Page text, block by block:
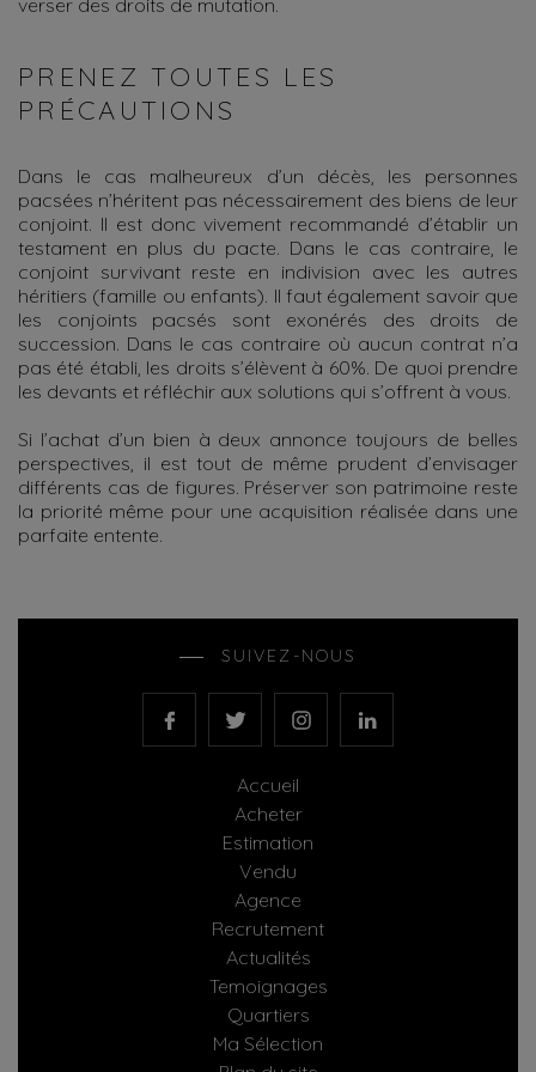
verser des droits de mutation.
PRENEZ TOUTES LES
PRÉCAUTIONS
Dans le cas malheureux d’un décès, les personnes
pacsées n’héritent pas nécessairement des biens de leur
conjoint. Il est donc vivement recommandé d’établir un
testament en plus du pacte. Dans le cas contraire, le
conjoint survivant reste en indivision avec les autres
héritiers (famille ou enfants). Il faut également savoir que
les conjoints pacsés sont exonérés des droits de
succession. Dans le cas contraire où aucun contrat n’a
pas été établi, les droits s’élèvent à 60%. De quoi prendre
les devants et réfléchir aux solutions qui s’offrent à vous.
Si l’achat d’un bien à deux annonce toujours de belles
perspectives, il est tout de même prudent d’envisager
différents cas de figures. Préserver son patrimoine reste
la priorité même pour une acquisition réalisée dans une
parfaite entente.
SUIVEZ-NOUS
Accueil
Acheter
Estimation
Vendu
Agence
Recrutement
Actualités
Temoignages
Quartiers
Ma Sélection